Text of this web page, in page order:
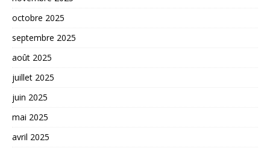
octobre 2025
septembre 2025
août 2025
juillet 2025
juin 2025
mai 2025
avril 2025